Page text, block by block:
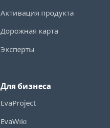
Активация продукта
Дорожная карта
Эксперты
Для бизнеса
EvaProject
EvaWiki